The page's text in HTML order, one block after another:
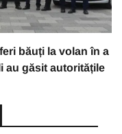
băuți la volan în a
au găsit autoritățile